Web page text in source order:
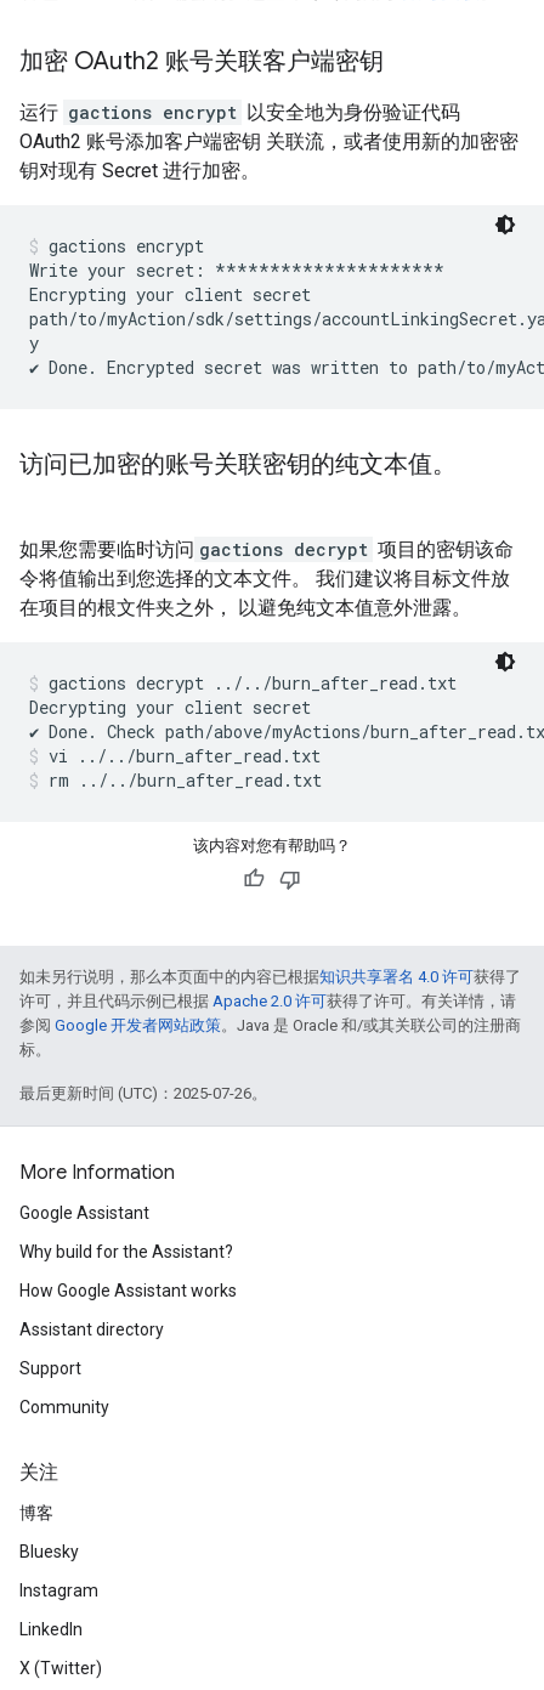
加密 OAuth2 账号关联客户端密钥
运行 gactions encrypt 以安全地为身份验证代码
OAuth2 账号添加客户端密钥 关联流，或者使用新的加密密
钥对现有 Secret 进行加密。
gactions encrypt
Write your secret: *********************
Encrypting your client secret
path/to/myAction/sdk/settings/
y
访问已加密的账号关联密钥的纯文本值。
如果您需要临时访问 gactions decrypt 项目的密钥该命
令将值输出到您选择的文本文件。 我们建议将目标文件放
在项目的根文件夹之外， 以避免纯文本值意外泄露。
gactions decrypt ../../burn_after_read.txt
Decrypting your client secret
vi ../../burn_after_read.txt
rm ../../burn_after_read.txt
该内容对您有帮助吗？
如未另行说明，那么本页面中的内容已根据知识共享署名 4.0 许可获得了
许可，并且代码示例已根据 Apache 2.0 许可获得了许可。有关详情，请
参阅 Google 开发者网站政策。Java 是 Oracle 和/或其关联公司的注册商
标。
最后更新时间 (UTC)：2025-07-26。
More Information
Google Assistant
Why build for the Assistant?
How Google Assistant works
Assistant directory
Support
Community
关注
博客
Bluesky
Instagram
LinkedIn
X (Twitter)